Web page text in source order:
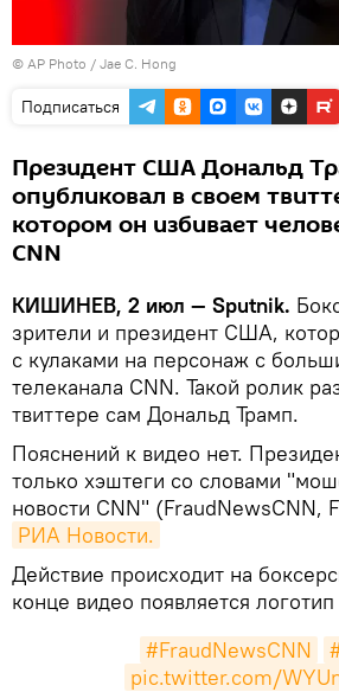
© AP Photo / Jae C. Hong
Подписаться
Президент США Дональд
опубликовал в своем
котором он избивает
CNN
КИШИНЕВ, 2 июл — Sputnik.
зрители и президент США,
с кулаками на персонаж с
телеканала CNN. Такой ролик
твиттере сам Дональд Трамп.
Пояснений к видео нет.
только хэштеги со словами
новости CNN" (FraudNewsCNN,
РИА Новости.
Действие происходит на
конце видео появляется
#FraudNewsCNN
pic.twitter.com/